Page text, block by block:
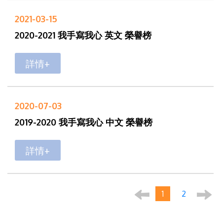
2021-03-15
2020-2021 我手寫我心 英文 榮譽榜
詳情+
2020-07-03
2019-2020 我手寫我心 中文 榮譽榜
詳情+
1 2